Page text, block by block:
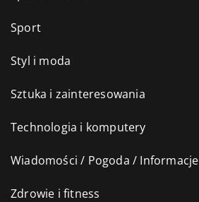
Sport
Styl i moda
Sztuka i zainteresowania
Technologia i komputery
Wiadomości / Pogoda / Informacje
Zdrowie i fitness